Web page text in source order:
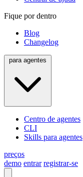
Fique por dentro
Blog
Changelog
Centro de agentes
CLI
Skills para agentes
preços
demo entrar registrar-se